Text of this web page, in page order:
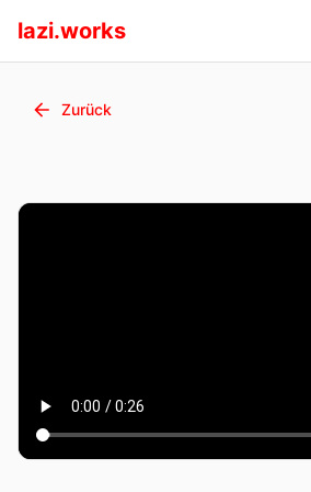
lazi.works
Zurück